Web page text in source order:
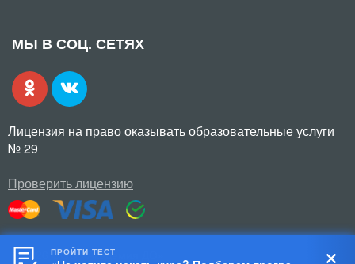
МЫ В СОЦ. СЕТЯХ
Лицензия на право оказывать образовательные услуги
№ 29
Проверить лицензию
© 2026 ООО «Академия ДО»
ПРОЙТИ ТЕСТ